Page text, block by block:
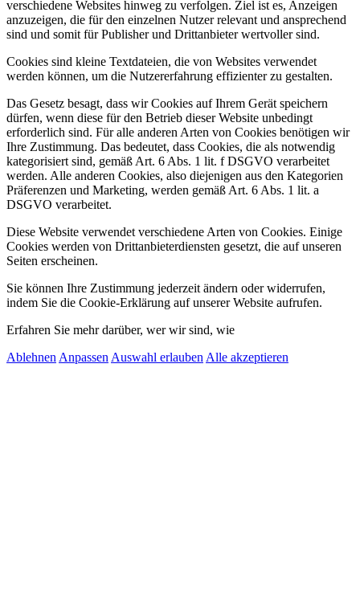
verschiedene Websites hinweg zu verfolgen. Ziel ist es, Anzeigen
anzuzeigen, die für den einzelnen Nutzer relevant und ansprechend
sind und somit für Publisher und Drittanbieter wertvoller sind.
Cookies sind kleine Textdateien, die von Websites verwendet
werden können, um die Nutzererfahrung effizienter zu gestalten.
Das Gesetz besagt, dass wir Cookies auf Ihrem Gerät speichern
dürfen, wenn diese für den Betrieb dieser Website unbedingt
erforderlich sind. Für alle anderen Arten von Cookies benötigen wir
Ihre Zustimmung. Das bedeutet, dass Cookies, die als notwendig
kategorisiert sind, gemäß Art. 6 Abs. 1 lit. f DSGVO verarbeitet
werden. Alle anderen Cookies, also diejenigen aus den Kategorien
Präferenzen und Marketing, werden gemäß Art. 6 Abs. 1 lit. a
DSGVO verarbeitet.
Diese Website verwendet verschiedene Arten von Cookies. Einige
Cookies werden von Drittanbieterdiensten gesetzt, die auf unseren
Seiten erscheinen.
Sie können Ihre Zustimmung jederzeit ändern oder widerrufen,
indem Sie die Cookie-Erklärung auf unserer Website aufrufen.
Erfahren Sie mehr darüber, wer wir sind, wie
Ablehnen Anpassen Auswahl erlauben Alle akzeptieren